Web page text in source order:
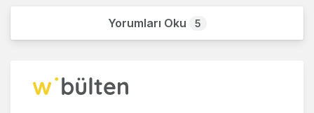
Yorumları Oku 5